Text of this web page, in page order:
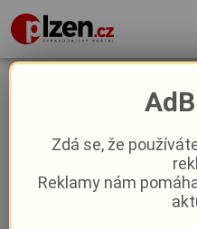
Po Varské víc
Spěch se řidiči
2. 8. 2025|
Zdá se, že
Reklamy nám